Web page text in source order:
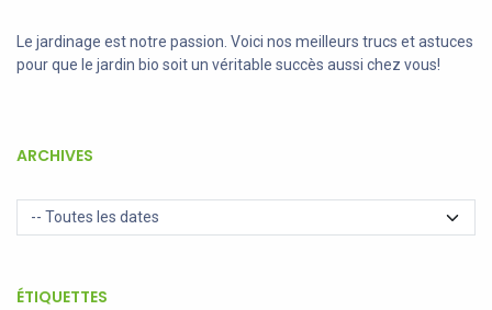
Le jardinage est notre passion. Voici nos meilleurs trucs et astuces
pour que le jardin bio soit un véritable succès aussi chez vous!
ARCHIVES
ÉTIQUETTES